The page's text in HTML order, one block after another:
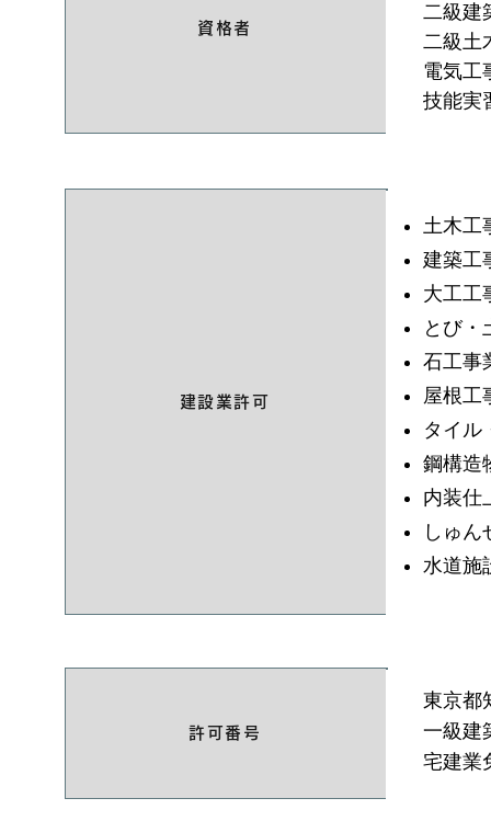
資格者
二級
二級
電気
技
建設業許可
土木工
建築工
大工工
とび・
石工事
屋根工
タイル
鋼構造
内装仕
しゅん
水道
許可番号
東京都
一級建
宅建業